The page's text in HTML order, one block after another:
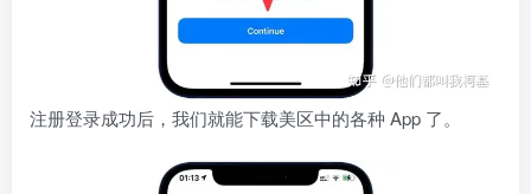
注册登录成功后，我们就能下载美区中的各种 App 了。